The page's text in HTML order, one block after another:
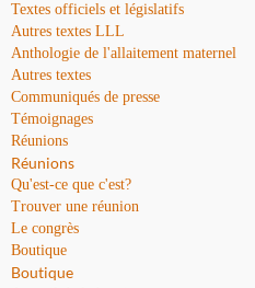
Textes officiels et législatifs
Autres textes LLL
Anthologie de l'allaitement maternel
Autres textes
Communiqués de presse
Témoignages
Réunions
Réunions
Qu'est-ce que c'est?
Trouver une réunion
Le congrès
Boutique
Boutique